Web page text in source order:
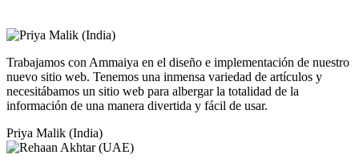
Trabajamos con Ammaiya en el diseño e implementación de nuestro
nuevo sitio web. Tenemos una inmensa variedad de artículos y
necesitábamos un sitio web para albergar la totalidad de la
información de una manera divertida y fácil de usar.
Priya Malik (India)